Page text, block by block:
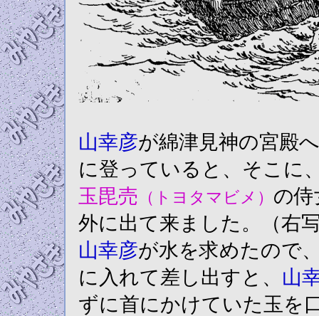
山幸彦が綿津見神の宮殿
に登っていると、そこに
玉毘売 （トヨタマビメ） の
外に出て来ました。（右
山幸彦が水を求めたので
に入れて差し出すと、 山
ずに首にかけていた玉を